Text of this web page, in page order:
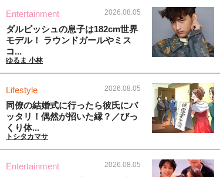
Entertainment 2026.08.05
ダルビッシュの息子は182cm世界
モデル！ ラウンドガールやミス
コ...
ゆるま 小林
Lifestyle 2026.08.05
同僚の結婚式に行ったら彼氏にバ
ッタリ！偶然が招いた縁？／びっ
くり体...
トシタカマサ
Entertainment 2026.08.05